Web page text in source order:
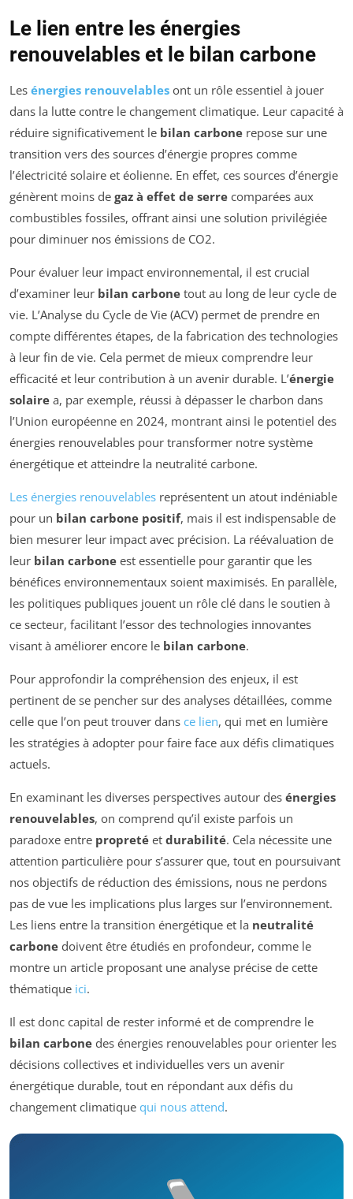
Le lien entre les énergies
renouvelables et le bilan carbone
Les énergies renouvelables ont un rôle essentiel à jouer
dans la lutte contre le changement climatique. Leur capacité à
réduire significativement le bilan carbone repose sur une
transition vers des sources d’énergie propres comme
l’électricité solaire et éolienne. En effet, ces sources d’énergie
génèrent moins de gaz à effet de serre comparées aux
combustibles fossiles, offrant ainsi une solution privilégiée
pour diminuer nos émissions de CO2.
Pour évaluer leur impact environnemental, il est crucial
d’examiner leur bilan carbone tout au long de leur cycle de
vie. L’Analyse du Cycle de Vie (ACV) permet de prendre en
compte différentes étapes, de la fabrication des technologies
à leur fin de vie. Cela permet de mieux comprendre leur
efficacité et leur contribution à un avenir durable. L’énergie
solaire a, par exemple, réussi à dépasser le charbon dans
l’Union européenne en 2024, montrant ainsi le potentiel des
énergies renouvelables pour transformer notre système
énergétique et atteindre la neutralité carbone.
Les énergies renouvelables représentent un atout indéniable
pour un bilan carbone positif, mais il est indispensable de
bien mesurer leur impact avec précision. La réévaluation de
leur bilan carbone est essentielle pour garantir que les
bénéfices environnementaux soient maximisés. En parallèle,
les politiques publiques jouent un rôle clé dans le soutien à
ce secteur, facilitant l’essor des technologies innovantes
visant à améliorer encore le bilan carbone.
Pour approfondir la compréhension des enjeux, il est
pertinent de se pencher sur des analyses détaillées, comme
celle que l’on peut trouver dans ce lien, qui met en lumière
les stratégies à adopter pour faire face aux défis climatiques
actuels.
En examinant les diverses perspectives autour des énergies
renouvelables, on comprend qu’il existe parfois un
paradoxe entre propreté et durabilité. Cela nécessite une
attention particulière pour s’assurer que, tout en poursuivant
nos objectifs de réduction des émissions, nous ne perdons
pas de vue les implications plus larges sur l’environnement.
Les liens entre la transition énergétique et la neutralité
carbone doivent être étudiés en profondeur, comme le
montre un article proposant une analyse précise de cette
thématique ici.
Il est donc capital de rester informé et de comprendre le
bilan carbone des énergies renouvelables pour orienter les
décisions collectives et individuelles vers un avenir
énergétique durable, tout en répondant aux défis du
changement climatique qui nous attend.